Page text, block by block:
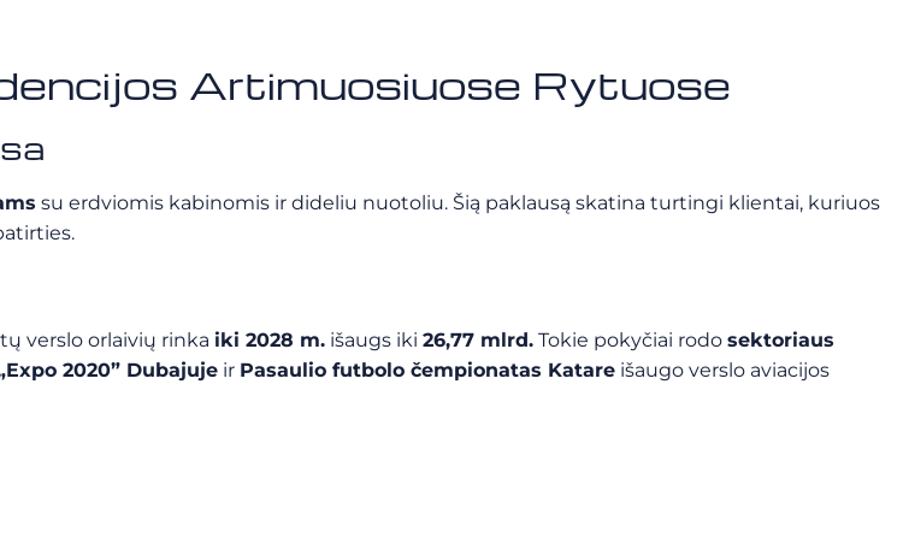
Artimuosiuose Rytuose
su erdviomis kabinomis ir dideliu nuotoliu. Šią paklausą skatina turtingi klientai, kuriuos
verslo orlaivių rinka iki 2028 m. išaugs iki 26,77 mlrd. Tokie pokyčiai rodo sektoriaus
2020” Dubajuje ir Pasaulio futbolo čempionatas Katare išaugo verslo aviacijos